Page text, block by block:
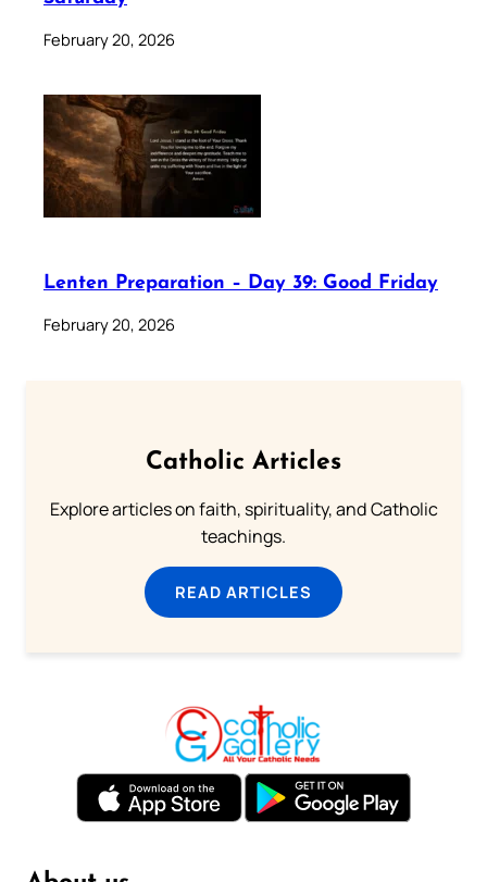
February 20, 2026
Lenten Preparation – Day 39: Good Friday
February 20, 2026
Catholic Articles
Explore articles on faith, spirituality, and Catholic
teachings.
READ ARTICLES